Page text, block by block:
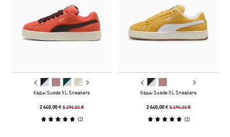
Кеды Suede XL Sneakers
2 640,00 ₴5 290,00 ₴
(2)
Кеды Suede XL Sneakers
2 640,00 ₴5 290,00 ₴
(2)